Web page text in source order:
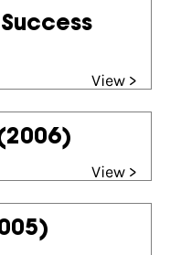
View >
View >